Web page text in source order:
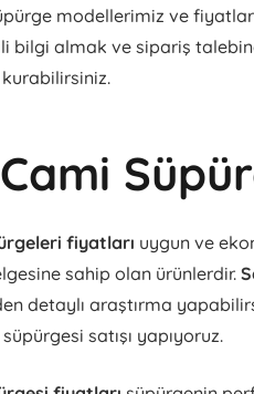
modellerimiz ve
bilgi almak ve sipariş
fiyatları uygun ve
sahip olan ürünlerdir.
detaylı araştırma
satışı yapıyoruz.